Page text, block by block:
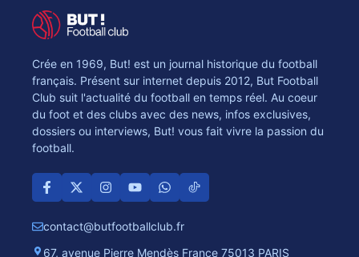
Crée en 1969, But! est un journal historique du football
français. Présent sur internet depuis 2012, But Football
Club suit l'actualité du football en temps réel. Au coeur
du foot et des clubs avec des news, infos exclusives,
dossiers ou interviews, But! vous fait vivre la passion du
football.
contact@butfootballclub.fr
67, avenue Pierre Mendès France 75013 PARIS